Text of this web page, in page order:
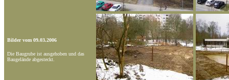
Bilder vom 09.03.2006
Die Baugrube ist ausgehoben und das
Baugelände abgesteckt.